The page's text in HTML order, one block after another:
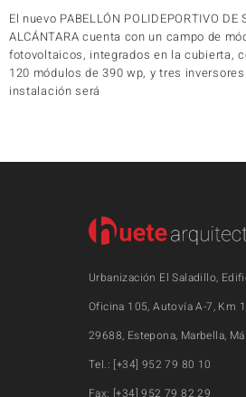
El nuevo PABELLÓN POLIDEPORTIVO DE
ALCÁNTARA cuenta con un campo de
fotovoltaicos, integrados en la cubierta,
120 módulos de 390 wp, y tres
instalación será
Urbanización El Saladillo,
Oficina 105, Autovía A-7, Km
29688, Estepona, Marbella,
Tel.: [+34] 952 79 80 10
Fax: [+34] 952 79 82 29